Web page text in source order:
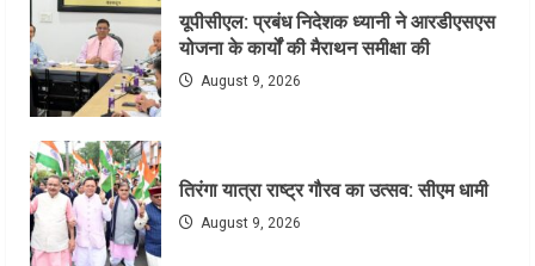
यूपीसीएल: प्रबंध निदेशक ध्यानी ने आरडीएसएस
योजना के कार्यों की मैराथन समीक्षा की
August 9, 2026
तिरंगा यात्रा राष्ट्र गौरव का उत्सव: सीएम धामी
August 9, 2026